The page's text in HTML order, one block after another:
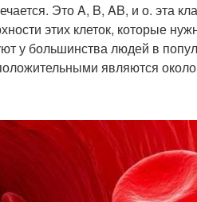
Это A, B, AB, и о. эта
этих клеток, которые
у большинства людей в
являются